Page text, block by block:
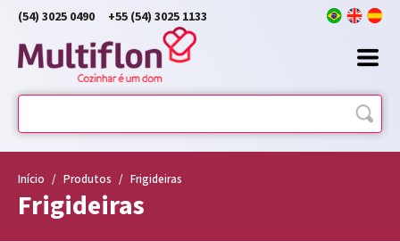
(54) 3025 0490 +55 (54) 3025 1133
Início / Produtos / Frigideiras
Frigideiras